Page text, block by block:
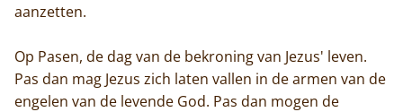
aanzetten.
Op Pasen, de dag van de bekroning van Jezus' leven.
Pas dan mag Jezus zich laten vallen in de armen van de
engelen van de levende God. Pas dan mogen de